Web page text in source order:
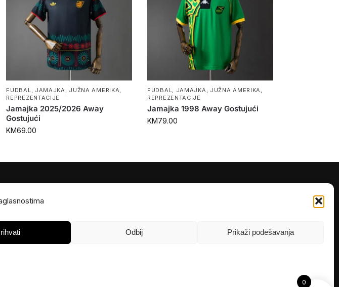
Odbij Prikaži podešavanja
FUDBAL, JAMAJKA, JUŽNA AMERIKA,
REPREZENTACIJE
Jamajka 2025/2026 Away
Gostujući
KM69.00
FUDBAL, JAMAJKA, JUŽNA AMERIKA,
REPREZENTACIJE
Jamajka 1998 Away Gostujući
KM79.00
POMOĆ
Politika privatnosti
0